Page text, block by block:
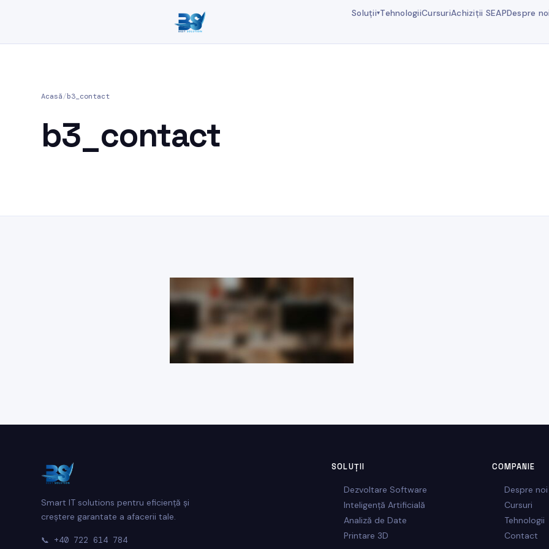
Soluții▾TehnologiiCursuriAchiziții SEAPDespre noi
Acasă/b3_contact
b3_contact
Smart IT solutions pentru eficiență și
creștere garantate a afacerii tale.
📞 +40 722 614 784
SOLUȚII
Dezvoltare Software
Inteligență Artificială
Analiză de Date
Printare 3D
COMPANIE
Despre noi
Cursuri
Tehnologii
Contact